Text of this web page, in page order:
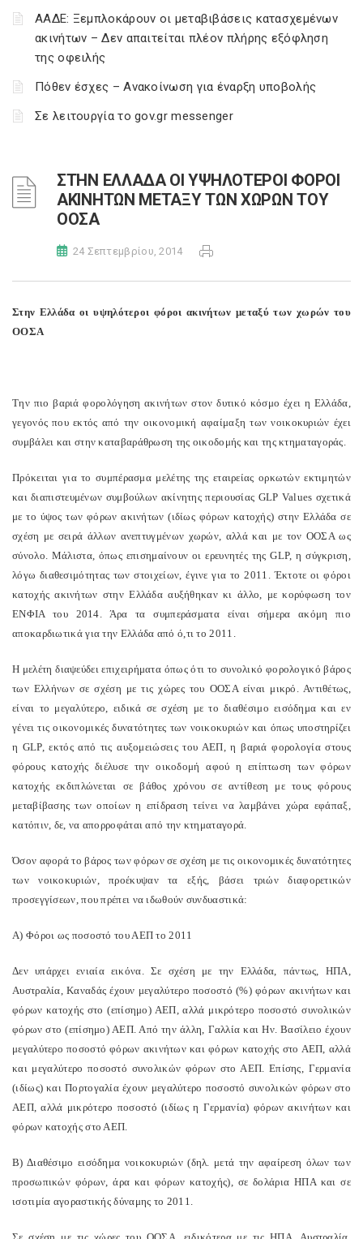
ΑΑΔΕ: Ξεμπλοκάρουν οι μεταβιβάσεις κατασχεμένων
ακινήτων – Δεν απαιτείται πλέον πλήρης εξόφληση
της οφειλής
Πόθεν έσχες – Ανακοίνωση για έναρξη υποβολής
Σε λειτουργία το gov.gr messenger
ΣΤΗΝ ΕΛΛΑΔΑ ΟΙ ΥΨΗΛΟΤΕΡΟΙ ΦΟΡΟΙ
ΑΚΙΝΗΤΩΝ ΜΕΤΑΞΥ ΤΩΝ ΧΩΡΩΝ ΤΟΥ
ΟΟΣΑ
24 Σεπτεμβρίου, 2014
Στην Ελλάδα οι υψηλότεροι φόροι ακινήτων μεταξύ των χωρών του
ΟΟΣΑ
Την πιο βαριά φορολόγηση ακινήτων στον δυτικό κόσμο έχει η Ελλάδα,
γεγονός που εκτός από την οικονομική αφαίμαξη των νοικοκυριών έχει
συμβάλει και στην καταβαράθρωση της οικοδομής και της κτηματαγοράς.
Πρόκειται για το συμπέρασμα μελέτης της εταιρείας ορκωτών εκτιμητών
και διαπιστευμένων συμβούλων ακίνητης περιουσίας GLP Values σχετικά
με το ύψος των φόρων ακινήτων (ιδίως φόρων κατοχής) στην Ελλάδα σε
σχέση με σειρά άλλων ανεπτυγμένων χωρών, αλλά και με τον ΟΟΣΑ ως
σύνολο. Μάλιστα, όπως επισημαίνουν οι ερευνητές της GLP, η σύγκριση,
λόγω διαθεσιμότητας των στοιχείων, έγινε για το 2011. Έκτοτε οι φόροι
κατοχής ακινήτων στην Ελλάδα αυξήθηκαν κι άλλο, με κορύφωση τον
ΕΝΦΙΑ του 2014. Άρα τα συμπεράσματα είναι σήμερα ακόμη πιο
αποκαρδιωτικά για την Ελλάδα από ό,τι το 2011.
Η μελέτη διαψεύδει επιχειρήματα όπως ότι το συνολικό φορολογικό βάρος
των Ελλήνων σε σχέση με τις χώρες του ΟΟΣΑ είναι μικρό. Αντιθέτως,
είναι το μεγαλύτερο, ειδικά σε σχέση με το διαθέσιμο εισόδημα και εν
γένει τις οικονομικές δυνατότητες των νοικοκυριών και όπως υποστηρίζει
η GLP, εκτός από τις αυξομειώσεις του ΑΕΠ, η βαριά φορολογία στους
φόρους κατοχής διέλυσε την οικοδομή αφού η επίπτωση των φόρων
κατοχής εκδιπλώνεται σε βάθος χρόνου σε αντίθεση με τους φόρους
μεταβίβασης των οποίων η επίδραση τείνει να λαμβάνει χώρα εφάπαξ,
κατόπιν, δε, να απορροφάται από την κτηματαγορά.
Όσον αφορά το βάρος των φόρων σε σχέση με τις οικονομικές δυνατότητες
των νοικοκυριών, προέκυψαν τα εξής, βάσει τριών διαφορετικών
προσεγγίσεων, που πρέπει να ιδωθούν συνδυαστικά:
Α) Φόροι ως ποσοστό του ΑΕΠ το 2011
Δεν υπάρχει ενιαία εικόνα. Σε σχέση με την Ελλάδα, πάντως, ΗΠΑ,
Αυστραλία, Καναδάς έχουν μεγαλύτερο ποσοστό (%) φόρων ακινήτων και
φόρων κατοχής στο (επίσημο) ΑΕΠ, αλλά μικρότερο ποσοστό συνολικών
φόρων στο (επίσημο) ΑΕΠ. Από την άλλη, Γαλλία και Ην. Βασίλειο έχουν
μεγαλύτερο ποσοστό φόρων ακινήτων και φόρων κατοχής στο ΑΕΠ, αλλά
και μεγαλύτερο ποσοστό συνολικών φόρων στο ΑΕΠ. Επίσης, Γερμανία
(ιδίως) και Πορτογαλία έχουν μεγαλύτερο ποσοστό συνολικών φόρων στο
ΑΕΠ, αλλά μικρότερο ποσοστό (ιδίως η Γερμανία) φόρων ακινήτων και
φόρων κατοχής στο ΑΕΠ.
Β) Διαθέσιμο εισόδημα νοικοκυριών (δηλ. μετά την αφαίρεση όλων των
προσωπικών φόρων, άρα και φόρων κατοχής), σε δολάρια ΗΠΑ και σε
ισοτιμία αγοραστικής δύναμης το 2011.